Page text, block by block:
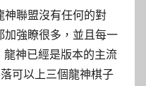
神聯盟沒有任何的對
加強瞭很多，並且每一
神已經是版本的主流
可以上三個龍神棋子